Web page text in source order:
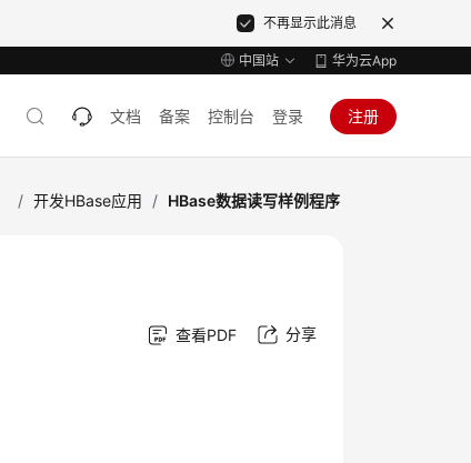
不再显示此消息
中国站 华为云App
文档 备案 控制台 登录 注册
/ 开发HBase应用 / HBase数据读写样例程序
查看PDF 分享